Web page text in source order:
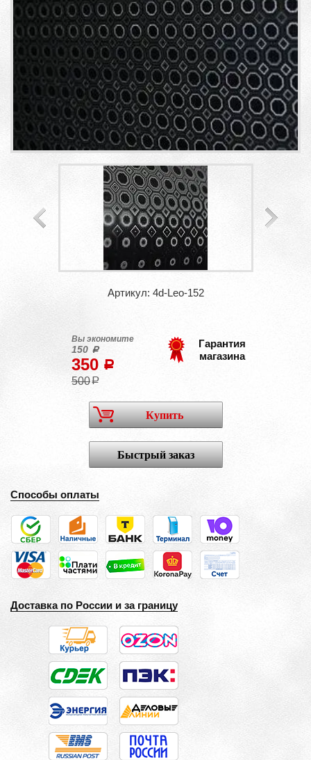
Артикул: 4d-Leo-152
Вы экономите
150 a
350 a
500a
Гарантия
магазина
Купить
Быстрый заказ
Способы оплаты
Доставка по России и за границу